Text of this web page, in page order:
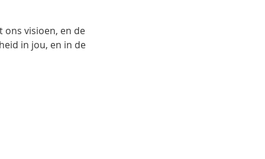
ons visioen, en de
in jou, en in de